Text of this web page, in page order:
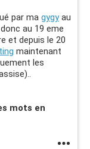
par ma gygyau
au 19 eme
et depuis le 20
maintenant
les
mots en